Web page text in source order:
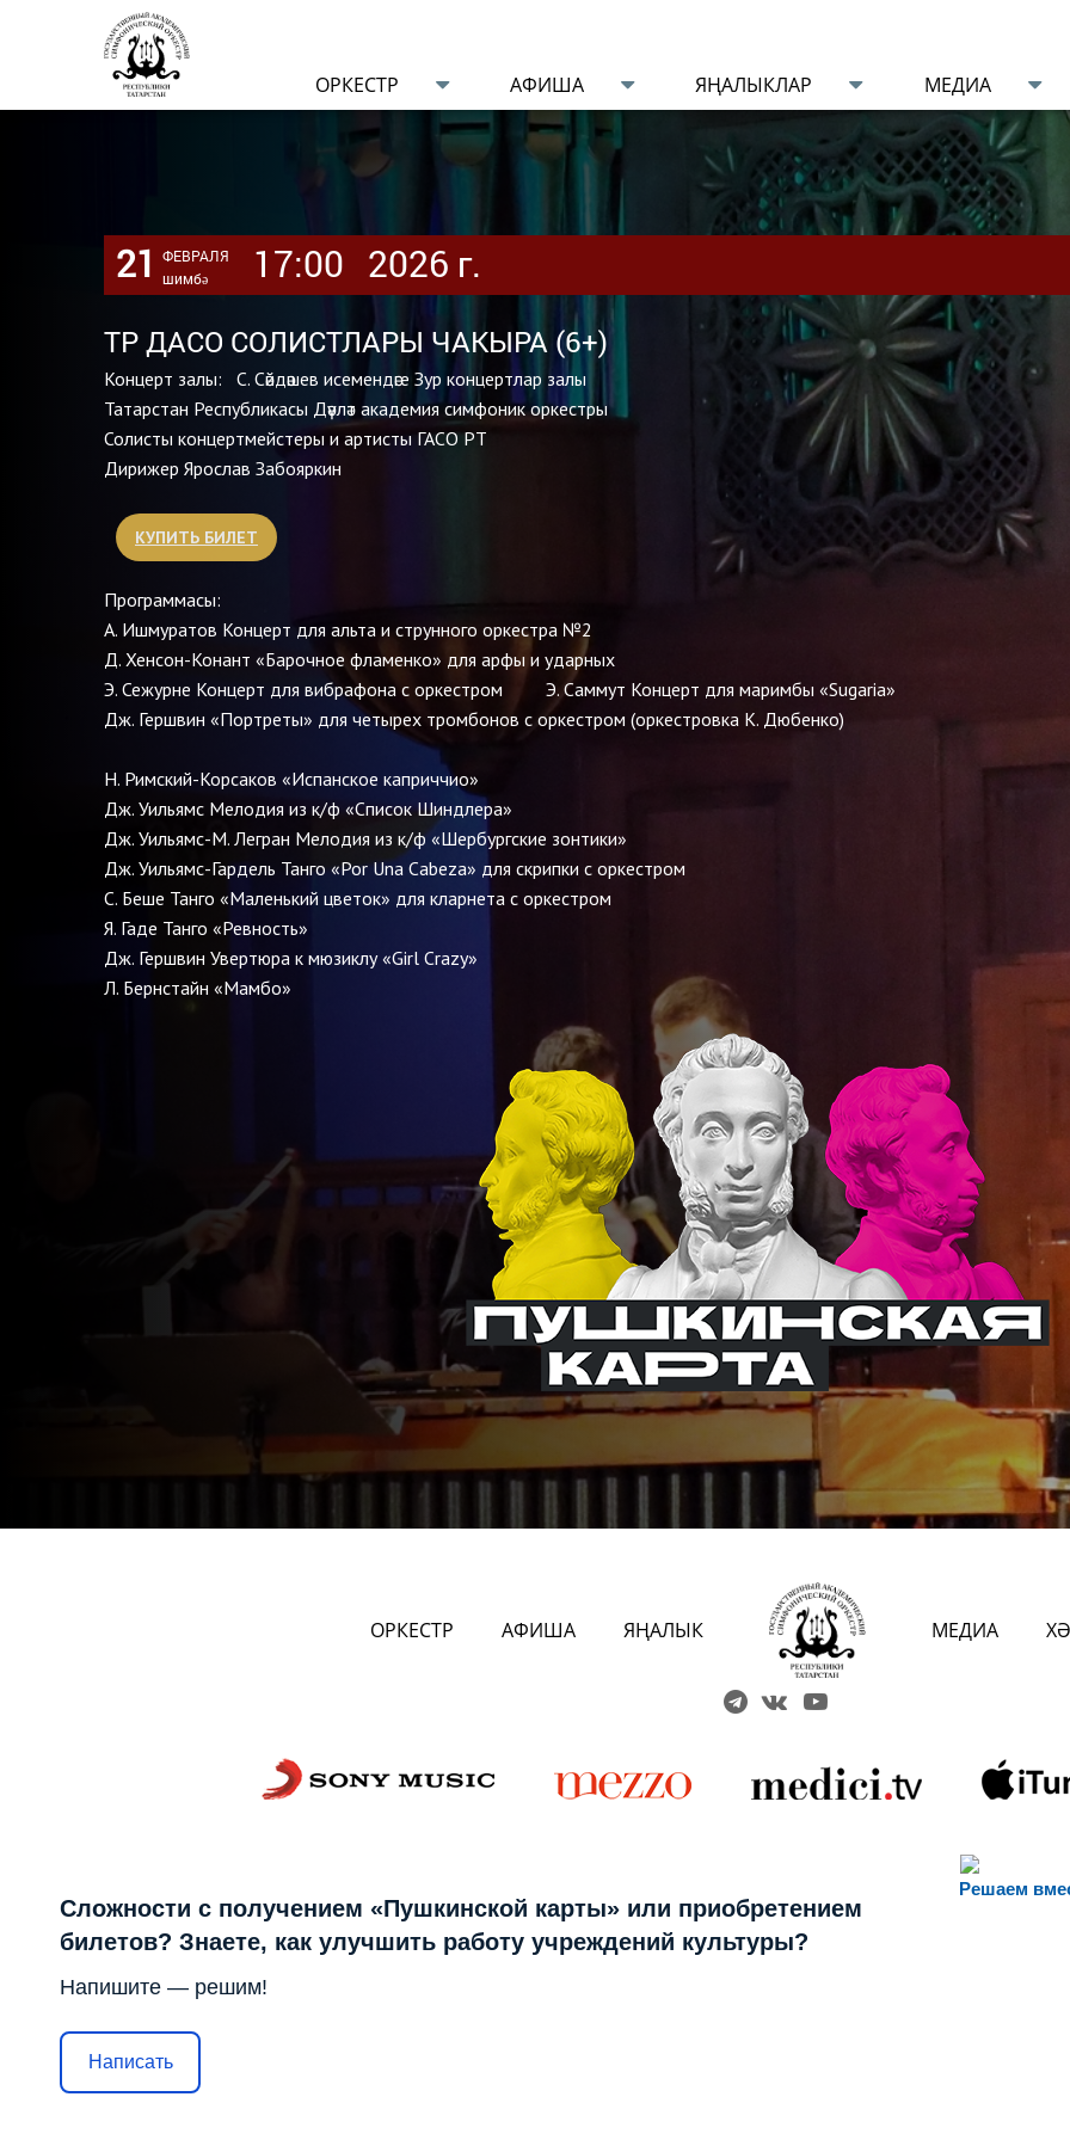
ОРКЕСТР АФИША ЯҢАЛЫКЛАР МЕДИА
21
ФЕВРАЛЯ
шимбә
17:00 2026 г.
ТР ДАСО СОЛИСТЛАРЫ ЧАКЫРА (6+)
Концерт залы: С. Сәйдәшев исемендәге Зур концертлар залы
Татарстан Республикасы Дәүләт академия симфоник оркестры
Солисты концертмейстеры и артисты ГАСО РТ
Дирижер Ярослав Забояркин
КУПИТЬ БИЛЕТ
Программасы:
А. Ишмуратов Концерт для альта и струнного оркестра №2
Д. Хенсон-Конант «Барочное фламенко» для арфы и ударных
Э. Сежурне Концерт для вибрафона с оркестром Э. Саммут Концерт для маримбы «Sugaria»
Дж. Гершвин «Портреты» для четырех тромбонов с оркестром (оркестровка К. Дюбенко)
Н. Римский-Корсаков «Испанское каприччио»
Дж. Уильямс Мелодия из к/ф «Список Шиндлера»
Дж. Уильямс-М. Легран Мелодия из к/ф «Шербургские зонтики»
Дж. Уильямс-Гардель Танго «Por Una Cabeza» для скрипки с оркестром
С. Беше Танго «Маленький цветок» для кларнета с оркестром
Я. Гаде Танго «Ревность»
Дж. Гершвин Увертюра к мюзиклу «Girl Crazy»
Л. Бернстайн
ОРКЕСТР АФИША ЯҢАЛЫК МЕДИА
Решаем
Сложности с получением «Пушкинской карты» или приобретением
билетов? Знаете, как улучшить работу учреждений культуры?
Напишите — решим!
Написать